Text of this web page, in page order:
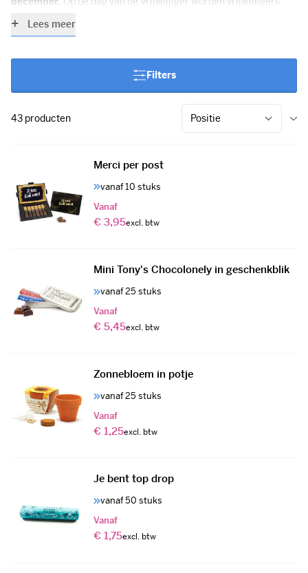
gemeente jewaardering laten blijken. Een kleinigheidje kan
enorm veel betekenen en de relatie tussen organisatie en
vrijwilliger verbeteren.
Lees meer
Filters
43 producten
Merci per post
vanaf 10 stuks
Vanaf
€ 3,95
Mini Tony's Chocolonely in geschenkblik
vanaf 25 stuks
Vanaf
€ 5,45
Zonnebloem in potje
vanaf 25 stuks
Vanaf
€ 1,25
Je bent top drop
vanaf 50 stuks
Vanaf
€ 1,75